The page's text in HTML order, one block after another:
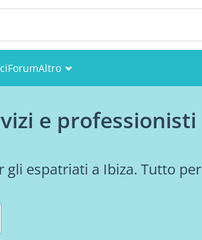
ForumAltro
Utenti
Foto
e professionisti
espatriati a Ibiza. Tutto per